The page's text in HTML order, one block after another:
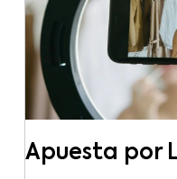
Apuesta por